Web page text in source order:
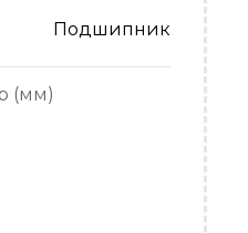
Подшипник
(мм)